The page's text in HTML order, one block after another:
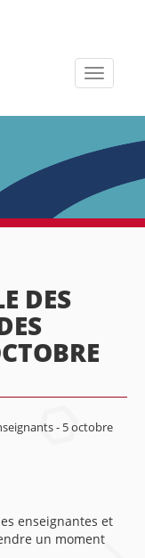
Toggle
DES
- 5 octobre
enseignantes et
un moment